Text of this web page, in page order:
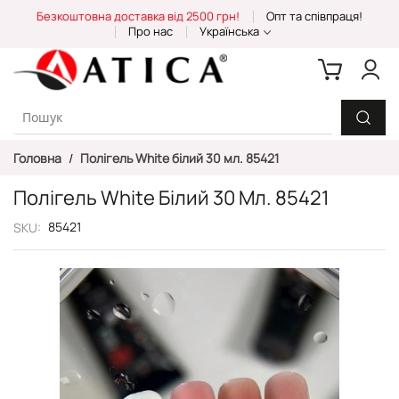
Content
Безкоштовна доставка від 2500 грн!
Опт та співпраця!
Про нас
Українська
Головна Полігель White білий 30 мл. 85421
Полігель White Білий 30 Мл. 85421
SKU 85421
Перейти
зображень